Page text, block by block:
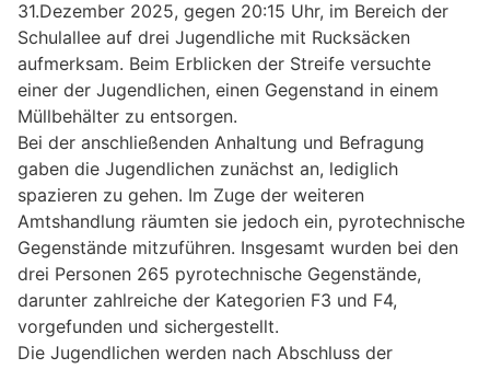
31.Dezember 2025, gegen 20:15 Uhr, im Bereich der
Schulallee auf drei Jugendliche mit Rucksäcken
aufmerksam. Beim Erblicken der Streife versuchte
einer der Jugendlichen, einen Gegenstand in einem
Müllbehälter zu entsorgen.
Bei der anschließenden Anhaltung und Befragung
gaben die Jugendlichen zunächst an, lediglich
spazieren zu gehen. Im Zuge der weiteren
Amtshandlung räumten sie jedoch ein, pyrotechnische
Gegenstände mitzuführen. Insgesamt wurden bei den
drei Personen 265 pyrotechnische Gegenstände,
darunter zahlreiche der Kategorien F3 und F4,
vorgefunden und sichergestellt.
Die Jugendlichen werden nach Abschluss der